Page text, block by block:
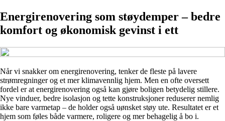
Energirenovering som støydemper – bedre
komfort og økonomisk gevinst i ett
Når vi snakker om energirenovering, tenker de fleste på lavere
strømregninger og et mer klimavennlig hjem. Men en ofte oversett
fordel er at energirenovering også kan gjøre boligen betydelig stillere.
Nye vinduer, bedre isolasjon og tette konstruksjoner reduserer nemlig
ikke bare varmetap – de holder også uønsket støy ute. Resultatet er et
hjem som føles både varmere, roligere og mer behagelig å bo i.